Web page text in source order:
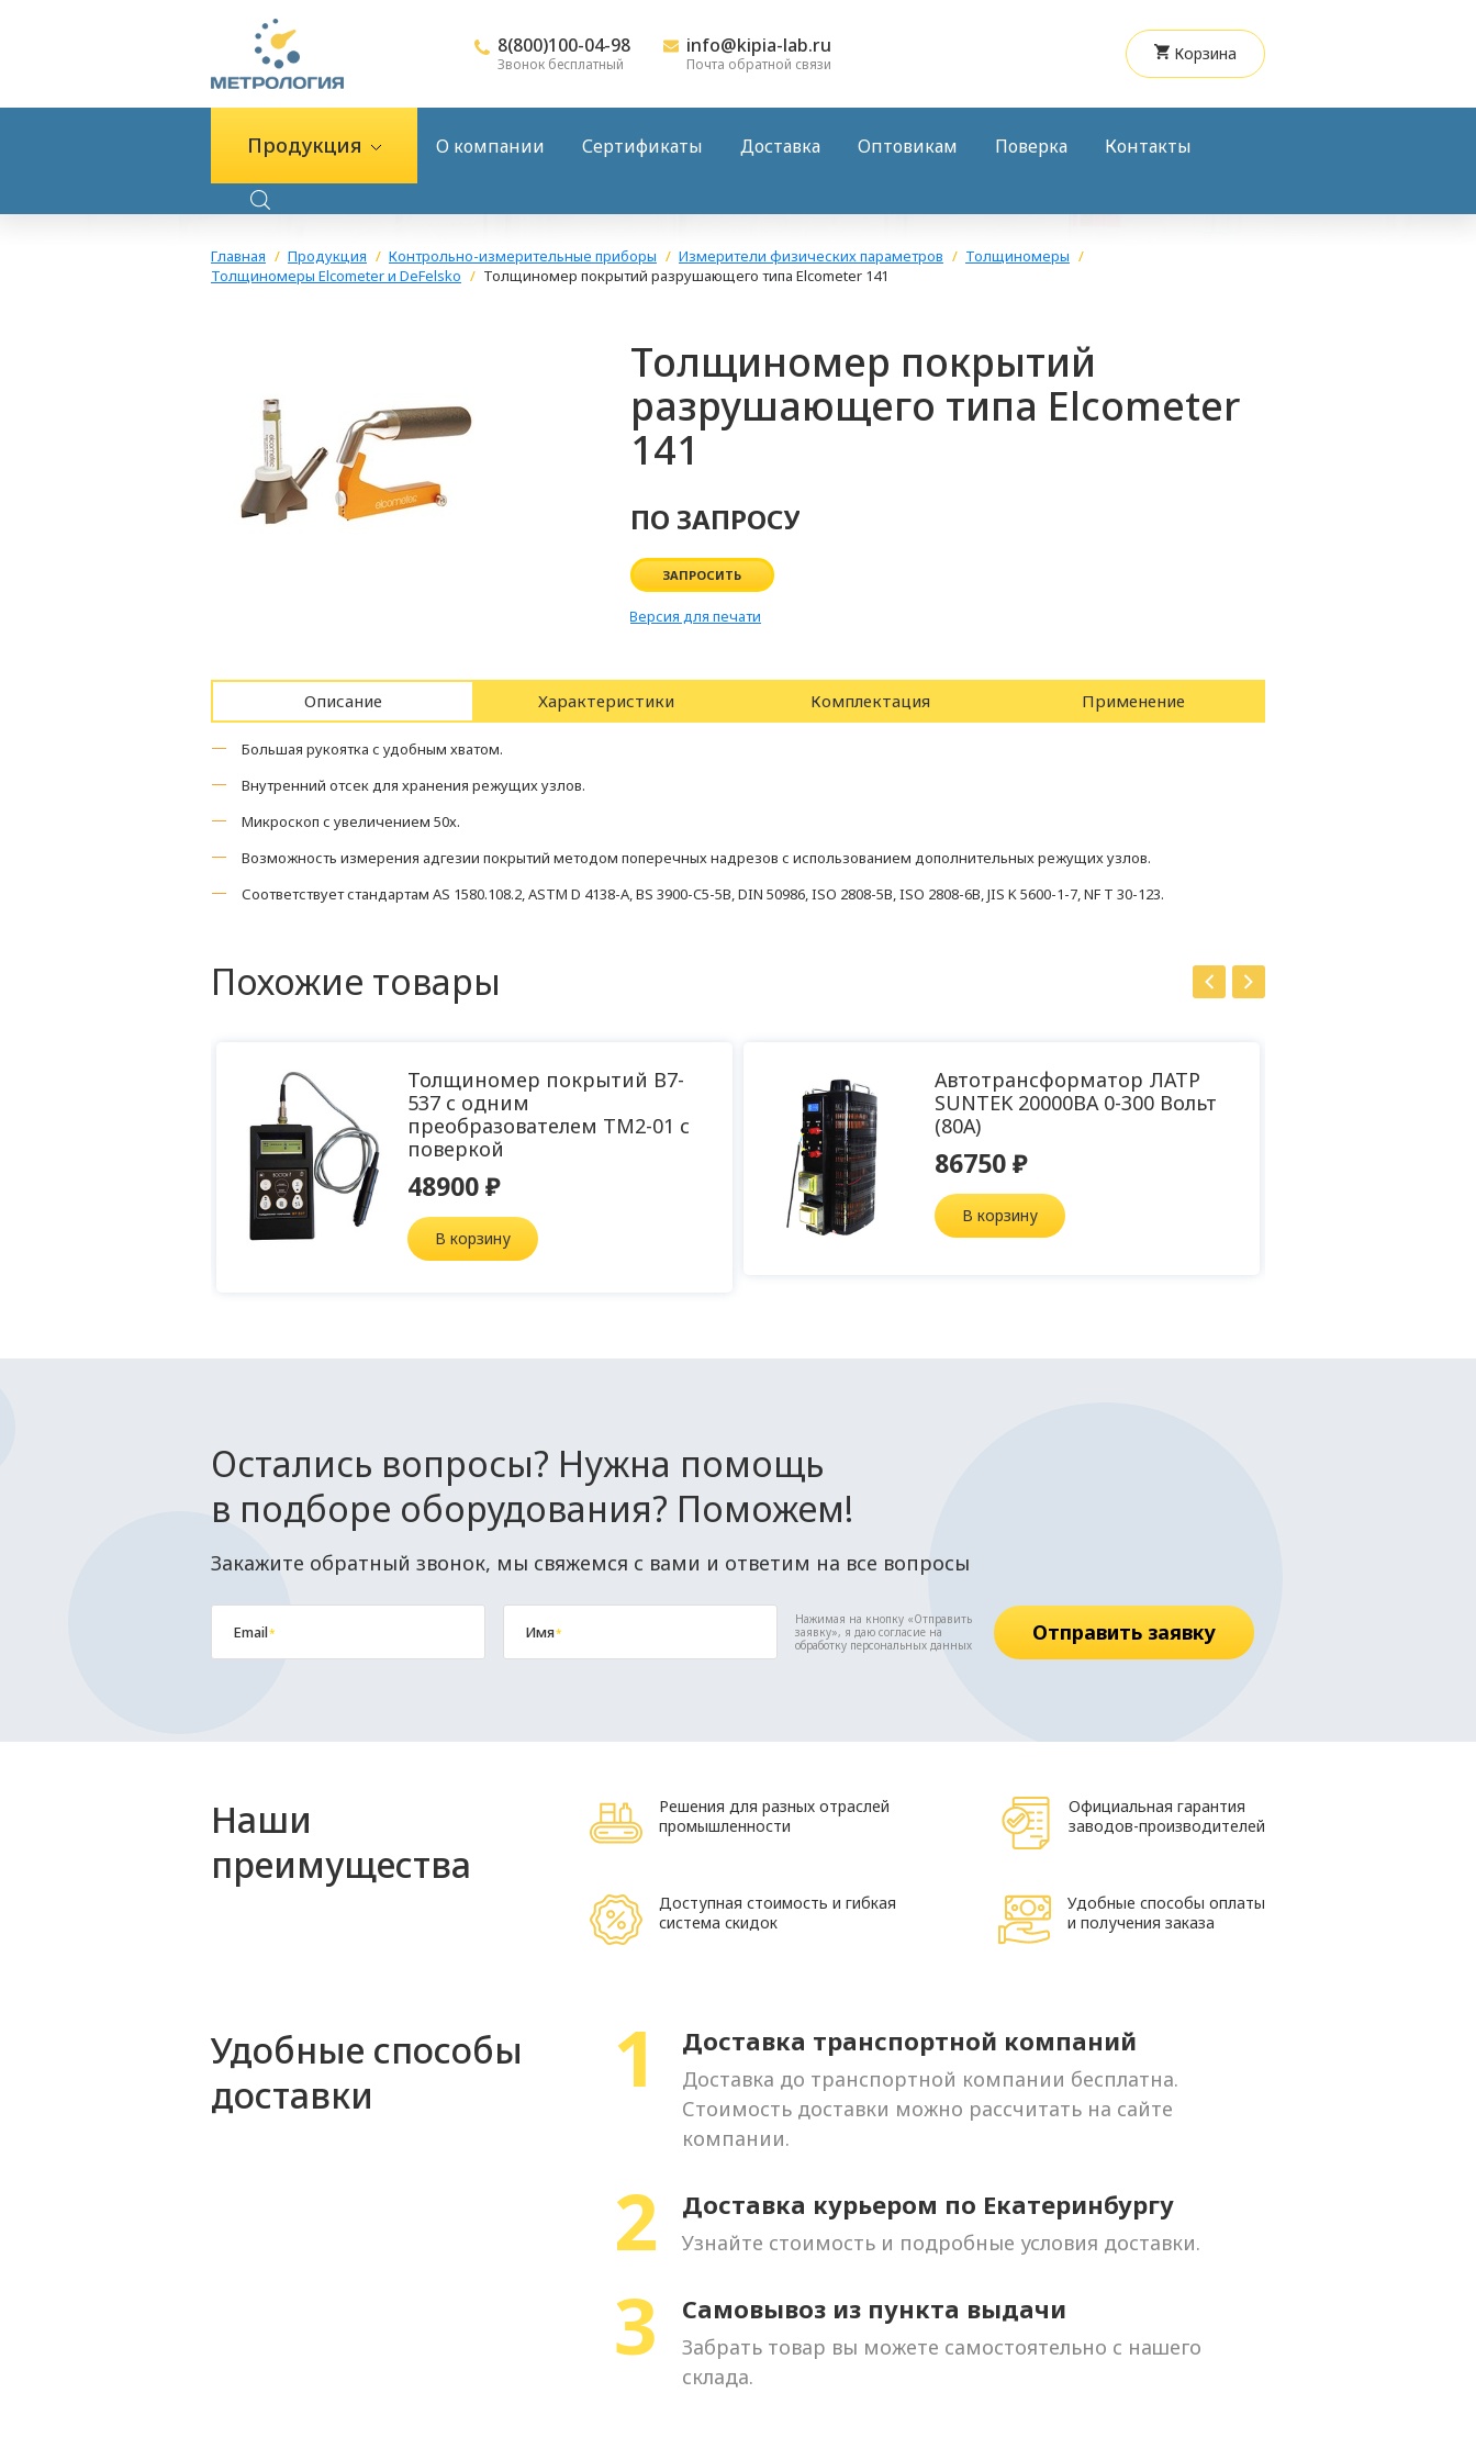
8(800)100-04-98
Звонок бесплатный
info@kipia-lab.ru
Почта обратной связи
Корзина
Продукция О компании Сертификаты Доставка Оптовикам Поверка Контакты
Главная Продукция Контрольно-измерительные приборы Измерители физических параметров
Толщиномеры
Толщиномеры Elcometer и DeFelsko
Толщиномер покрытий разрушающего типа Elcometer 141
Толщиномер покрытий
разрушающего типа Elcometer
141
ПО ЗАПРОСУ
ЗАПРОСИТЬ
Версия для печати
Описание Характеристики Комплектация Применение
Большая рукоятка с удобным хватом.
Внутренний отсек для хранения режущих узлов.
Микроскоп с увеличением 50х.
Возможность измерения адгезии покрытий методом поперечных надрезов с использованием дополнительных режущих узлов.
Соответствует стандартам AS 1580.108.2, ASTM D 4138-A, BS 3900-C5-5B, DIN 50986, ISO 2808-5B, ISO 2808-6B, JIS K 5600-1-7, NF T 30-123.
Похожие товары
Толщиномер покрытий В7-
537 с одним
преобразователем ТМ2-01 с
поверкой
48900 ₽
В корзину
Автотрансформатор ЛАТР
SUNTEK 20000ВА 0-300 Вольт
(80А)
86750 ₽
В корзину
Остались вопросы? Нужна помощь
в подборе оборудования? Поможем!
Закажите обратный звонок, мы свяжемся с вами и ответим на все вопросы
Email* Имя*
Нажимая на кнопку «Отправить
заявку», я даю согласие на
обработку персональных данных
Отправить заявку
Наши
преимущества
Решения для разных отраслей
промышленности
Официальная гарантия
заводов-производителей
Доступная стоимость и гибкая
система скидок
Удобные способы оплаты
и получения заказа
Удобные способы
доставки
1 Доставка транспортной компаний
Доставка до транспортной компании бесплатна.
Стоимость доставки можно рассчитать на сайте
компании.
2 Доставка курьером по Екатеринбургу
Узнайте стоимость и подробные условия доставки.
3 Самовывоз из пункта выдачи
Забрать товар вы можете самостоятельно с нашего
склада.